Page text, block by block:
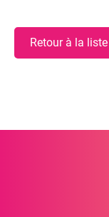
Retour à la